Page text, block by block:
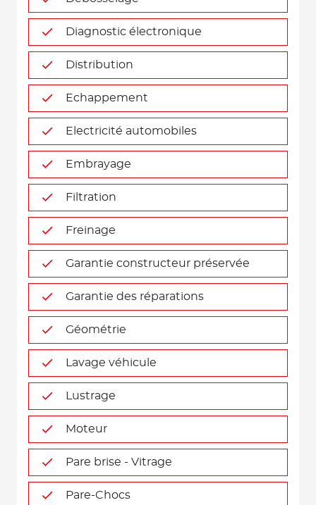
Diagnostic électronique
Distribution
Echappement
Electricité automobiles
Embrayage
Filtration
Freinage
Garantie constructeur préservée
Garantie des réparations
Géométrie
Lavage véhicule
Lustrage
Moteur
Pare brise - Vitrage
Pare-Chocs